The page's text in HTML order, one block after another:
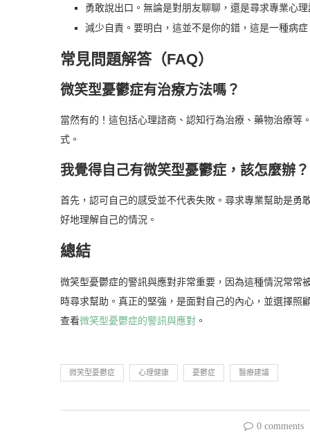
勇敢說出口。無論是對朋友聊聊，還是尋求專業心
減少自責。要明白，這並不是你的錯，這是一種病
常見問題解答（FAQ）
微笑型憂鬱症有治療方法嗎？
當然有的！這包括心理諮商、認知行為治療、藥物治療
式。
我覺得自己有微笑型憂鬱症，該怎麼辦？
首先，認可自己的感受並不代表失敗。尋求專業幫助是勇
好地理解自己的情況。
總結
微笑型憂鬱症的警訊與應對非常重要，因為這種情況常常
時尋求幫助。真正的堅強，是面對自己的內心，並選擇
查看微笑型憂鬱症的警訊與應對 。
微笑型憂鬱症 心理健康 憂鬱症 醫療建議
0 comments